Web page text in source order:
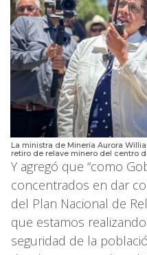
La ministra de Minería Aurora
retiro de relave minero del centro
Y agregó que “como
concentrados en dar
del Plan Nacional de
que estamos
seguridad de la